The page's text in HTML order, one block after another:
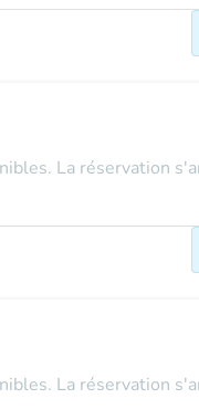
La réservation
La réservation